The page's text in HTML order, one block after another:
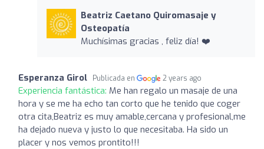
Beatriz Caetano Quiromasaje y
Osteopatía
Muchísimas gracias , feliz día! ❤️
Esperanza Girol Publicada en 2 years ago
Experiencia fantástica: Me han regalo un masaje de una
hora y se me ha echo tan corto que he tenido que coger
otra cita,Beatriz es muy amable,cercana y profesional,me
ha dejado nueva y justo lo que necesitaba. Ha sido un
placer y nos vemos prontito!!!